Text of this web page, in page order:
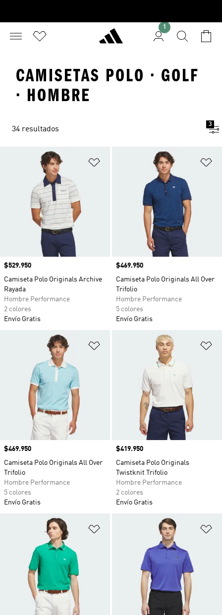
1
CAMISETAS POLO · GOLF
· HOMBRE
34 resultados
3
Añadir a la lista de deseos
Precio
$529.950
Camiseta Polo Originals Archive
Rayada
Hombre Performance
2 colores
Envío Gratis
Precio
$469.950
Camiseta Polo Originals All Over
Trifolio
Hombre Performance
5 colores
Envío Gratis
Añadir a la lista de deseos
Precio
$469.950
Camiseta Polo Originals All Over
Trifolio
Hombre Performance
5 colores
Envío Gratis
Precio
$419.950
Camiseta Polo Originals
Twistknit Trifolio
Hombre Performance
2 colores
Envío Gratis
Añadir a la lista de deseos